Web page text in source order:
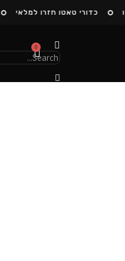
כדורי טאטו חזרו למלאי
0